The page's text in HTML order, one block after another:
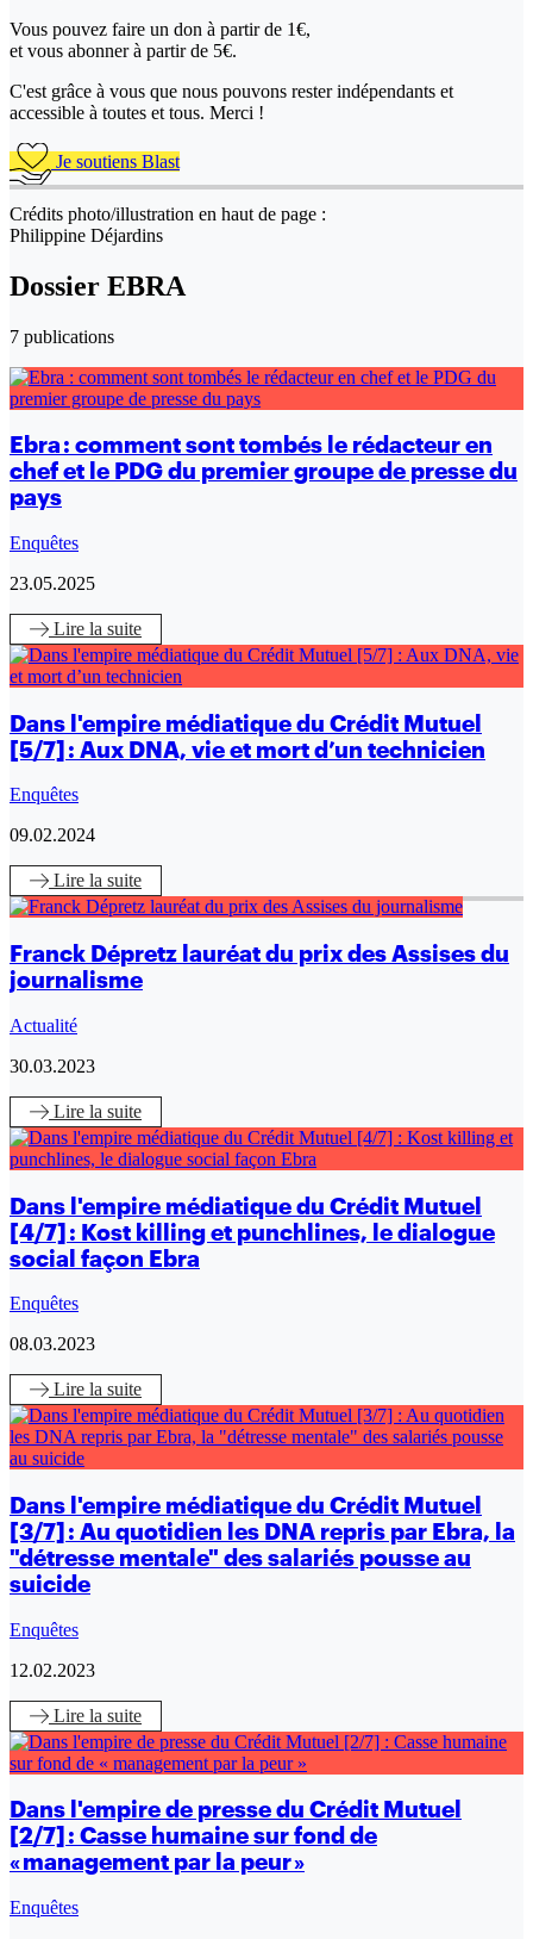
Vous pouvez faire un don à partir de 1€,
et vous abonner à partir de 5€.
C'est grâce à vous que nous pouvons rester indépendants et
accessible à toutes et tous. Merci !
Je soutiens Blast
Crédits photo/illustration en haut de page :
Philippine Déjardins
Dossier EBRA
7 publications
Ebra : comment sont tombés le rédacteur en
chef et le PDG du premier groupe de presse du
pays
Enquêtes
23.05.2025
Lire la suite
Dans l'empire médiatique du Crédit Mutuel
[5/7] : Aux DNA, vie et mort d’un technicien
Enquêtes
09.02.2024
Lire la suite
Franck Dépretz lauréat du prix des Assises du
journalisme
Actualité
30.03.2023
Lire la suite
Dans l'empire médiatique du Crédit Mutuel
[4/7] : Kost killing et punchlines, le dialogue
social façon Ebra
Enquêtes
08.03.2023
Lire la suite
Dans l'empire médiatique du Crédit Mutuel
[3/7] : Au quotidien les DNA repris par Ebra, la
"détresse mentale" des salariés pousse au
suicide
Enquêtes
12.02.2023
Lire la suite
Dans l'empire de presse du Crédit Mutuel
[2/7] : Casse humaine sur fond de
« management par la peur »
Enquêtes